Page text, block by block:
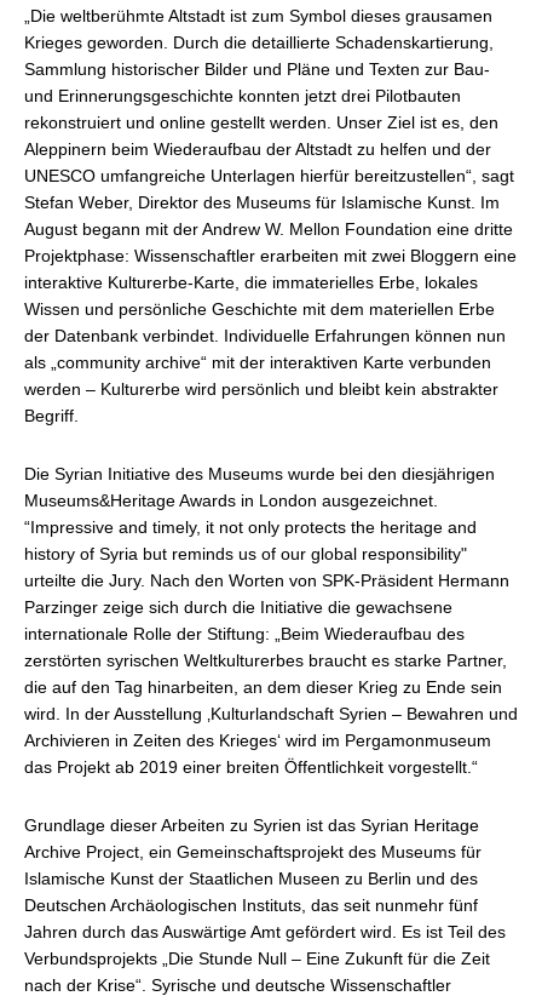
„Die weltberühmte Altstadt ist zum Symbol dieses grausamen
Krieges geworden. Durch die detaillierte Schadenskartierung,
Sammlung historischer Bilder und Pläne und Texten zur Bau-
und Erinnerungsgeschichte konnten jetzt drei Pilotbauten
rekonstruiert und online gestellt werden. Unser Ziel ist es, den
Aleppinern beim Wiederaufbau der Altstadt zu helfen und der
UNESCO umfangreiche Unterlagen hierfür bereitzustellen“, sagt
Stefan Weber, Direktor des Museums für Islamische Kunst. Im
August begann mit der Andrew W. Mellon Foundation eine dritte
Projektphase: Wissenschaftler erarbeiten mit zwei Bloggern eine
interaktive Kulturerbe-Karte, die immaterielles Erbe, lokales
Wissen und persönliche Geschichte mit dem materiellen Erbe
der Datenbank verbindet. Individuelle Erfahrungen können nun
als „community archive“ mit der interaktiven Karte verbunden
werden – Kulturerbe wird persönlich und bleibt kein abstrakter
Begriff.
Die Syrian Initiative des Museums wurde bei den diesjährigen
Museums&Heritage Awards in London ausgezeichnet.
“Impressive and timely, it not only protects the heritage and
history of Syria but reminds us of our global responsibility"
urteilte die Jury. Nach den Worten von SPK-Präsident Hermann
Parzinger zeige sich durch die Initiative die gewachsene
internationale Rolle der Stiftung: „Beim Wiederaufbau des
zerstörten syrischen Weltkulturerbes braucht es starke Partner,
die auf den Tag hinarbeiten, an dem dieser Krieg zu Ende sein
wird. In der Ausstellung ‚Kulturlandschaft Syrien – Bewahren und
Archivieren in Zeiten des Krieges‘ wird im Pergamonmuseum
das Projekt ab 2019 einer breiten Öffentlichkeit vorgestellt.“
Grundlage dieser Arbeiten zu Syrien ist das Syrian Heritage
Archive Project, ein Gemeinschaftsprojekt des Museums für
Islamische Kunst der Staatlichen Museen zu Berlin und des
Deutschen Archäologischen Instituts, das seit nunmehr fünf
Jahren durch das Auswärtige Amt gefördert wird. Es ist Teil des
Verbundsprojekts „Die Stunde Null – Eine Zukunft für die Zeit
nach der Krise“. Syrische und deutsche Wissenschaftler